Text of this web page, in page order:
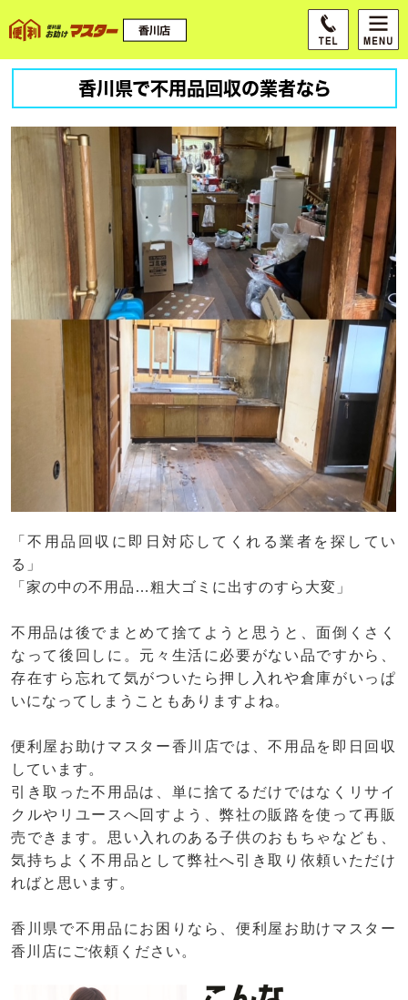
香川県で不用品回収の業者なら
「不用品回収に即日対応してくれる業者を探してい
る」
「家の中の不用品…粗大ゴミに出すのすら大変」
不用品は後でまとめて捨てようと思うと、面倒くさく
なって後回しに。元々生活に必要がない品ですから、
存在すら忘れて気がついたら押し入れや倉庫がいっぱ
いになってしまうこともありますよね。
便利屋お助けマスター香川店では、不用品を即日回収
しています。
引き取った不用品は、単に捨てるだけではなくリサイ
クルやリユースへ回すよう、弊社の販路を使って再販
売できます。思い入れのある子供のおもちゃなども、
気持ちよく不用品として弊社へ引き取り依頼いただけ
ればと思います。
香川県で不用品にお困りなら、便利屋お助けマスター
香川店にご依頼ください。